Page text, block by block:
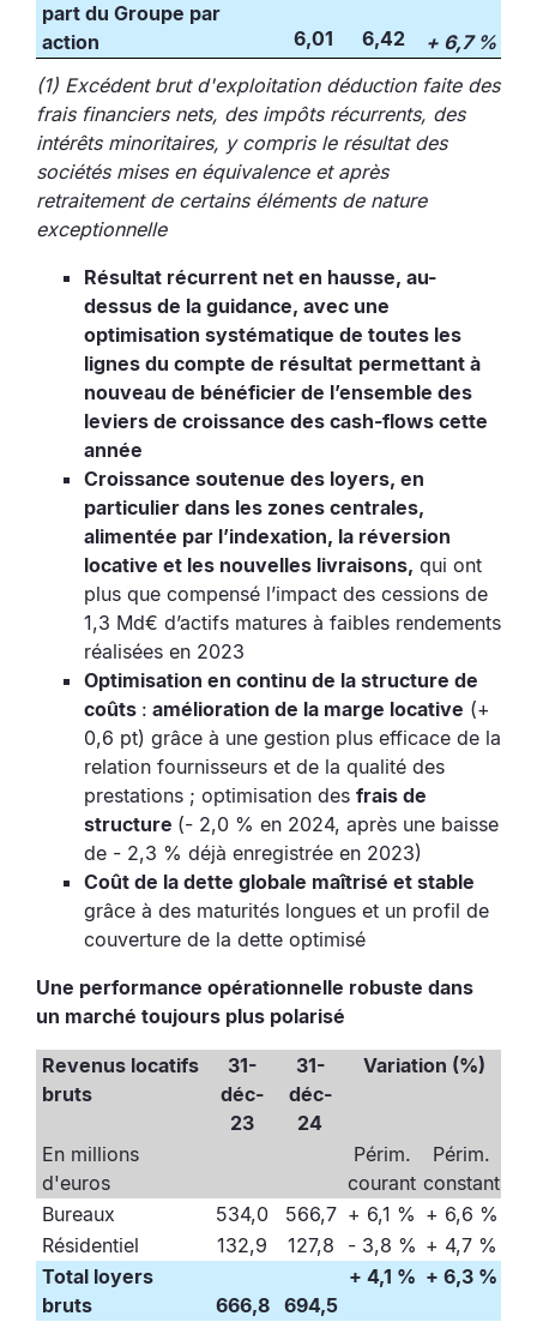
part du Groupe par
action
6,01 6,42
+ 6,7 %
(1) Excédent brut d'exploitation déduction faite des
frais financiers nets, des impôts récurrents, des
intérêts minoritaires, y compris le résultat des
sociétés mises en équivalence et après
retraitement de certains éléments de nature
exceptionnelle
Résultat récurrent net en hausse, au-
dessus de la guidance, avec une
optimisation systématique de toutes les
lignes du compte de résultat permettant à
nouveau de bénéficier de l’ensemble des
leviers de croissance des cash-flows cette
année
Croissance soutenue des loyers, en
particulier dans les zones centrales,
alimentée par l’indexation, la réversion
locative et les nouvelles livraisons, qui ont
plus que compensé l’impact des cessions de
1,3 Md€ d’actifs matures à faibles rendements
réalisées en 2023
Optimisation en continu de la structure de
coûts : amélioration de la marge locative (+
0,6 pt) grâce à une gestion plus efficace de la
relation fournisseurs et de la qualité des
prestations ; optimisation des frais de
structure (- 2,0 % en 2024, après une baisse
de - 2,3 % déjà enregistrée en 2023)
Coût de la dette globale maîtrisé et stable
grâce à des maturités longues et un profil de
couverture de la dette optimisé
Une performance opérationnelle robuste dans
un marché toujours plus polarisé
Revenus locatifs
bruts
31-
déc-
23
31-
déc-
24
Variation (%)
En millions
d'euros
Périm.
courant
Périm.
constant
Bureaux
534,0 566,7 + 6,1 % + 6,6 %
Résidentiel
132,9 127,8 - 3,8 % + 4,7 %
Total loyers
bruts
666,8 694,5
+ 4,1 % + 6,3 %